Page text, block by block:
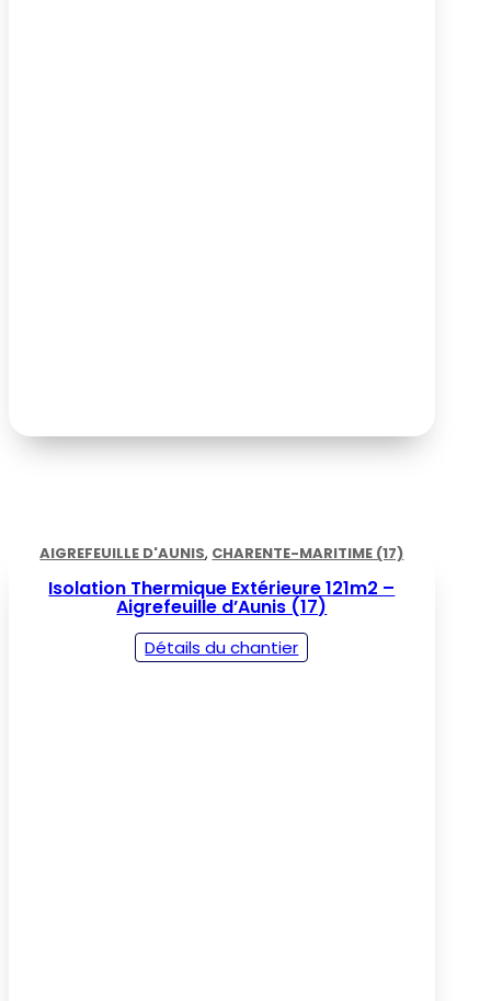
AIGREFEUILLE D'AUNIS, CHARENTE-MARITIME (17)
Isolation Thermique Extérieure 121m2 –
Aigrefeuille d’Aunis (17)
Détails du chantier